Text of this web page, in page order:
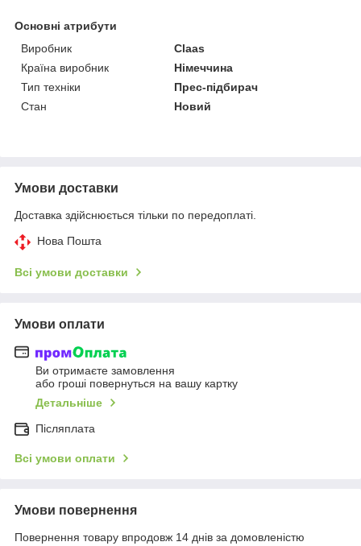
Основні атрибути
Виробник
Claas
Країна виробник
Німеччина
Тип техніки
Прес-підбирач
Стан
Новий
Умови доставки
Доставка здійснюється тільки по передоплаті.
Нова Пошта
Всі умови доставки
Умови оплати
Ви отримаєте замовлення
або гроші повернуться на вашу картку
Детальніше
Післяплата
Всі умови оплати
Умови повернення
Повернення товару впродовж 14 днів за домовленістю